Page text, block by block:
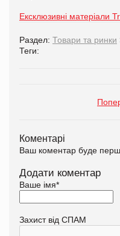
Ексклюзивні матеріали
Раздел: Товари та ринки
Теги:
Коментарі
Ваш коментар буде
Додати коментар
Ваше імя*
Захист від СПАМ